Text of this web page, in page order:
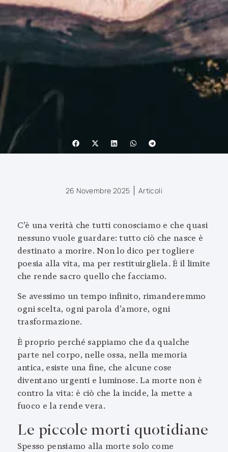
26 Novembre 2025 Articoli
C’è una verità che tutti conosciamo e che quasi
nessuno vuole guardare: tutto ciò che nasce è
destinato a morire. Non lo dico per togliere
poesia alla vita, ma per restituirgliela. È il limite
che rende sacro quello che facciamo.
Se avessimo un tempo infinito, rimanderemmo
ogni scelta, ogni parola d’amore, ogni
trasformazione.
È proprio perché sappiamo che da qualche
parte nel corpo, nelle ossa, nella memoria
antica, esiste una fine, che alcune cose
diventano urgenti e luminose. La morte non è
contro la vita: è ciò che la incide, la mette a
fuoco e la rende vera.
Le piccole morti quotidiane
Spesso pensiamo alla morte solo come